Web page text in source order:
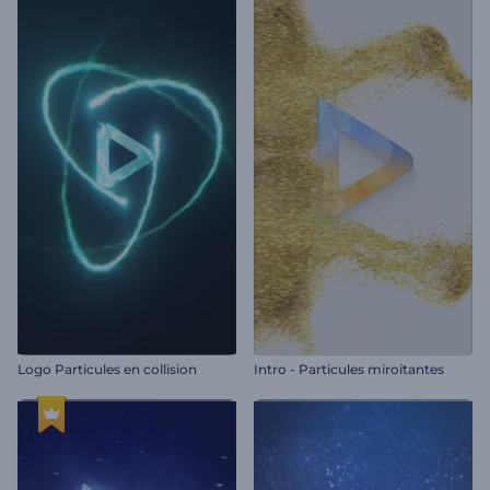
Logo Particules en collision Intro - Particules miroitantes